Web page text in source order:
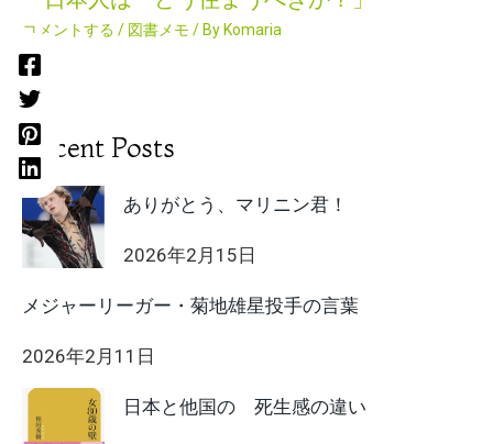
コメントする / 図書メモ / By Komaria
Recent Posts
ありがとう、マリニン君！
2026年2月15日
メジャーリーガー・菊地雄星投手の言葉
2026年2月11日
日本と他国の 死生感の違い